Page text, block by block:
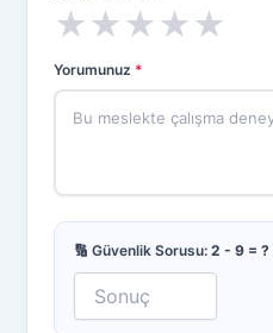
★★★★★
Yorumunuz *
🔢 Güvenlik Sorusu: 2 - 9 = ?